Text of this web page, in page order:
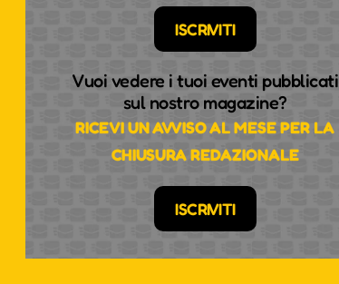
ISCRIVITI
Vuoi vedere i tuoi eventi pubblicati
sul nostro magazine?
RICEVI UN AVVISO AL MESE PER LA
CHIUSURA REDAZIONALE
ISCRIVITI